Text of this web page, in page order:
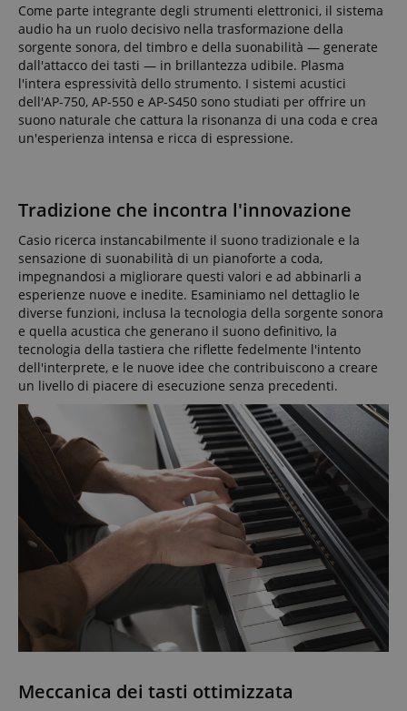
Come parte integrante degli strumenti elettronici, il sistema
audio ha un ruolo decisivo nella trasformazione della
sorgente sonora, del timbro e della suonabilità — generate
dall'attacco dei tasti — in brillantezza udibile. Plasma
l'intera espressività dello strumento. I sistemi acustici
dell'AP-750, AP-550 e AP-S450 sono studiati per offrire un
suono naturale che cattura la risonanza di una coda e crea
un'esperienza intensa e ricca di espressione.
Tradizione che incontra l'innovazione
Casio ricerca instancabilmente il suono tradizionale e la
sensazione di suonabilità di un pianoforte a coda,
impegnandosi a migliorare questi valori e ad abbinarli a
esperienze nuove e inedite. Esaminiamo nel dettaglio le
diverse funzioni, inclusa la tecnologia della sorgente sonora
e quella acustica che generano il suono definitivo, la
tecnologia della tastiera che riflette fedelmente l'intento
dell'interprete, e le nuove idee che contribuiscono a creare
un livello di piacere di esecuzione senza precedenti.
Meccanica dei tasti ottimizzata